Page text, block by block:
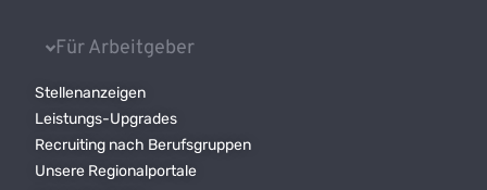
Für Arbeitgeber
Stellenanzeigen
Leistungs-Upgrades
Recruiting nach Berufsgruppen
Unsere Regionalportale